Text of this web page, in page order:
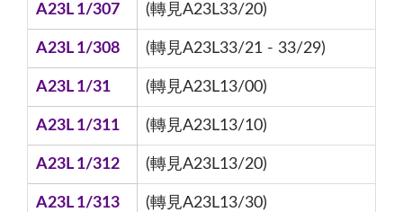
A23L 1/307 (轉見A23L33/20)
A23L 1/308 (轉見A23L33/21 - 33/29)
A23L 1/31 (轉見A23L13/00)
A23L 1/311 (轉見A23L13/10)
A23L 1/312 (轉見A23L13/20)
A23L 1/313 (轉見A23L13/30)